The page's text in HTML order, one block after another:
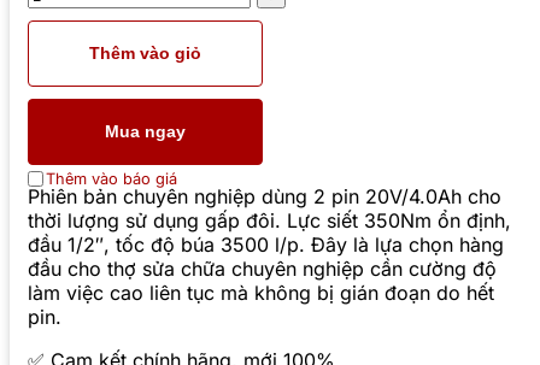
Thêm vào giỏ
Mua ngay
Thêm vào báo giá
Phiên bản chuyên nghiệp dùng 2 pin 20V/4.0Ah cho
thời lượng sử dụng gấp đôi. Lực siết 350Nm ổn định,
đầu 1/2″, tốc độ búa 3500 l/p. Đây là lựa chọn hàng
đầu cho thợ sửa chữa chuyên nghiệp cần cường độ
làm việc cao liên tục mà không bị gián đoạn do hết
pin.
✅ Cam kết chính hãng, mới 100%